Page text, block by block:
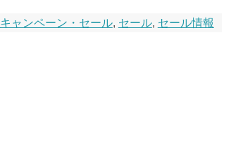
キャンペーン・セール, セール, セール情報